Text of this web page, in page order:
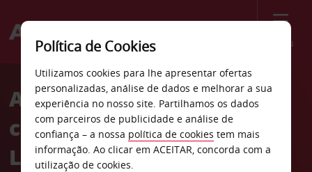
Menu
Welcome
AvisAluguer de
carros Aeroporto de Pune
Lohegaon
Política de Cookies
Utilizamos cookies para lhe apresentar ofertas
personalizadas, análise de dados e melhorar a sua
experiência no nosso site. Partilhamos os dados
com parceiros de publicidade e análise de
confiança – a nossa política de cookies tem mais
informação. Ao clicar em ACEITAR, concorda com a
utilização de cookies.